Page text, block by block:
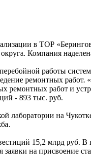
в ТОР
Компания
работы
ремонтных работ.
ремонтных работ и
- 893 тыс. руб.
лаборатории на
15,2 млрд руб. В
на присвоение